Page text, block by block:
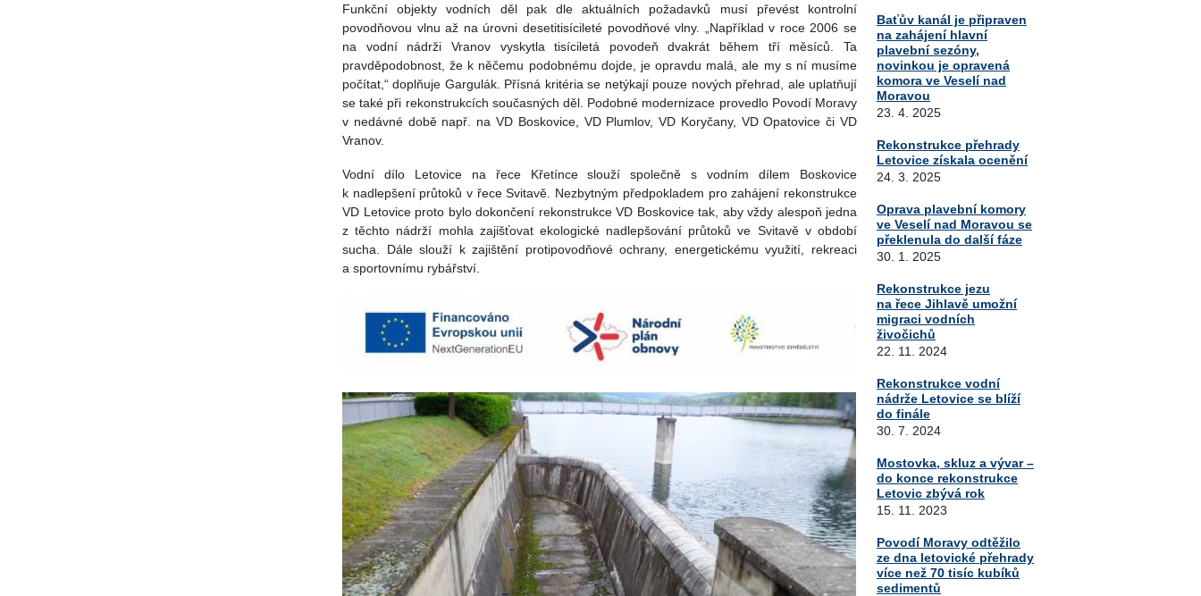
Funkční objekty vodních děl pak dle aktuálních požadavků musí převést kontrolní
povodňovou vlnu až na úrovni desetitisícileté povodňové vlny. „Například v roce 2006 se
na vodní nádrži Vranov vyskytla tisíciletá povodeň dvakrát během tří měsíců. Ta
pravděpodobnost, že k něčemu podobnému dojde, je opravdu malá, ale my s ní musíme
počítat,“ doplňuje Gargulák. Přísná kritéria se netýkají pouze nových přehrad, ale uplatňují
se také při rekonstrukcích současných děl. Podobné modernizace provedlo Povodí Moravy
v nedávné době např. na VD Boskovice, VD Plumlov, VD Koryčany, VD Opatovice či VD
Vranov.
Vodní dílo Letovice na řece Křetínce slouží společně s vodním dílem Boskovice
k nadlepšení průtoků v řece Svitavě. Nezbytným předpokladem pro zahájení rekonstrukce
VD Letovice proto bylo dokončení rekonstrukce VD Boskovice tak, aby vždy alespoň jedna
z těchto nádrží mohla zajišťovat ekologické nadlepšování průtoků ve Svitavě v období
sucha. Dále slouží k zajištění protipovodňové ochrany, energetickému využití, rekreaci
a sportovnímu rybářství.
Baťův kanál je připraven
na zahájení hlavní
plavební sezóny,
novinkou je opravená
komora ve Veselí nad
Moravou
23. 4. 2025
Rekonstrukce přehrady
Letovice získala ocenění
24. 3. 2025
Oprava plavební komory
ve Veselí nad Moravou se
překlenula do další fáze
30. 1. 2025
Rekonstrukce jezu
na řece Jihlavě umožní
migraci vodních
živočichů
22. 11. 2024
Rekonstrukce vodní
nádrže Letovice se blíží
do finále
30. 7. 2024
Mostovka, skluz a vývar –
do konce rekonstrukce
Letovic zbývá rok
15. 11. 2023
Povodí Moravy odtěžilo
ze dna letovické přehrady
více než 70 tisíc kubíků
sedimentů